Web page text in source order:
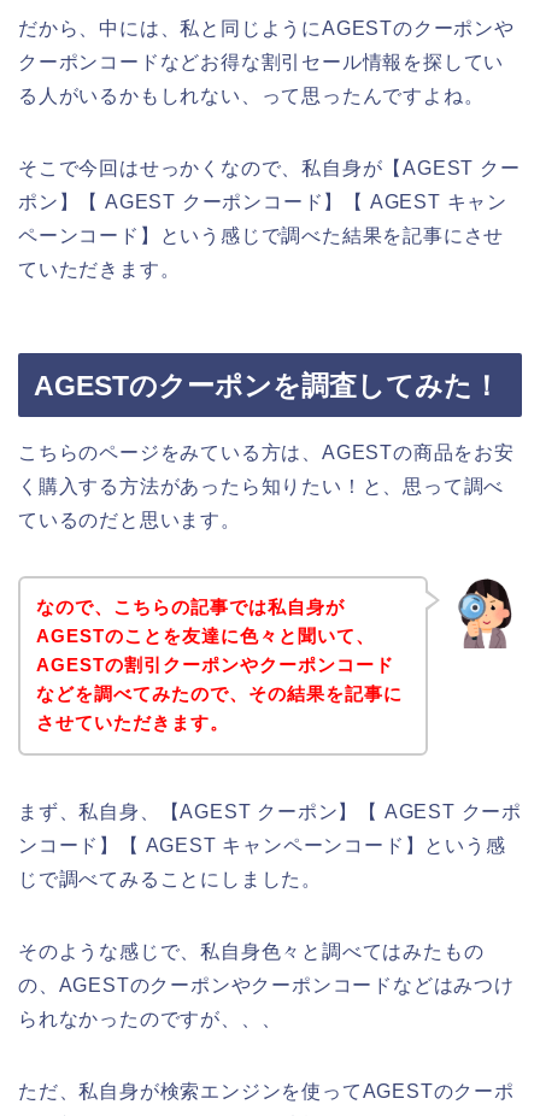
だから、中には、私と同じようにAGESTのクーポンや
クーポンコードなどお得な割引セール情報を探してい
る人がいるかもしれない、って思ったんですよね。
そこで今回はせっかくなので、私自身が【AGEST クー
ポン】【 AGEST クーポンコード】【 AGEST キャン
ペーンコード】という感じで調べた結果を記事にさせ
ていただきます。
AGESTのクーポンを調査してみた！
こちらのページをみている方は、AGESTの商品をお安
く購入する方法があったら知りたい！と、思って調べ
ているのだと思います。
なので、こちらの記事では私自身が
AGESTのことを友達に色々と聞いて、
AGESTの割引クーポンやクーポンコード
などを調べてみたので、その結果を記事に
させていただきます。
まず、私自身、【AGEST クーポン】【 AGEST クーポ
ンコード】【 AGEST キャンペーンコード】という感
じで調べてみることにしました。
そのような感じで、私自身色々と調べてはみたもの
の、AGESTのクーポンやクーポンコードなどはみつけ
られなかったのですが、、、
ただ、私自身が検索エンジンを使ってAGESTのクーポ